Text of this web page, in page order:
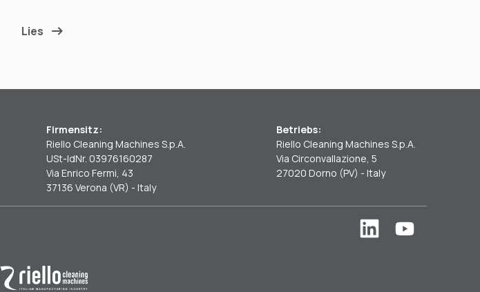
Lies
Firmensitz:
Riello Cleaning Machines S.p.A.
USt-IdNr. 03976160287
Via Enrico Fermi, 43
37136 Verona (VR) - Italy
Betriebs:
Riello Cleaning Machines S.p.A.
Via Circonvallazione, 5
27020 Dorno (PV) - Italy